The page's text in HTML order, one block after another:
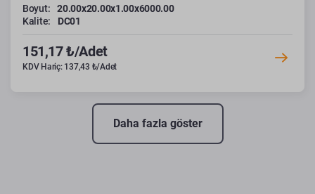
Boyut:
20.00x20.00x1.00x6000.00
Kalite:
DC01
151,17 ₺/Adet
KDV Hariç: 137,43 ₺/Adet
Daha fazla göster